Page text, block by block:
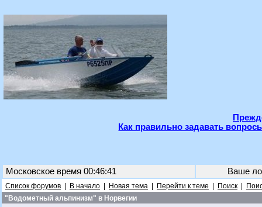
Как правильно задавать
Московское время 00:46:41 Ваше
Список форумов В начало Новая тема Перейти к теме Поиск
"Водометный альпинизм" в Норвегии